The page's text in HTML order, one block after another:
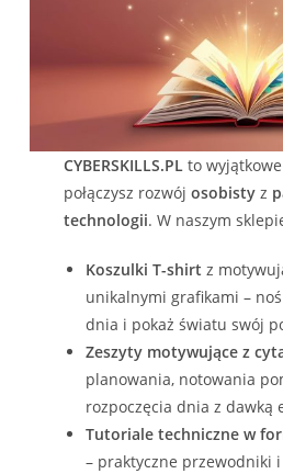
CYBERSKILLS.PL to wyjątkowe
połączysz rozwójosobisty z
technologii. W naszym
Koszulki T-shirt z
unikalnymi grafikami –
dnia i pokaż światu swój
Zeszyty motywujące z
planowania, notowania
rozpoczęcia dnia z dawką
Tutoriale techniczne w
– praktyczne przewodniki